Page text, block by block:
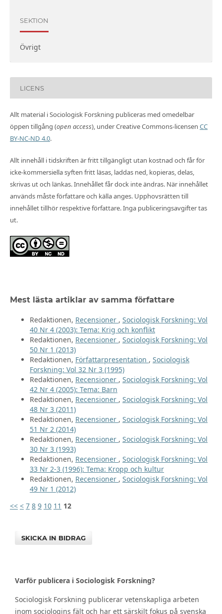
SEKTION
Övrigt
LICENS
Allt material i Sociologisk Forskning publiceras med omedelbar
öppen tillgång (open access), under Creative Commons-licensen CC
BY-NC-ND 4.0.
Allt innehåll i tidskriften är fritt tillgängligt utan kostnad och får för
icke-kommersiella syften fritt läsas, laddas ned, kopieras, delas,
skrivas ut och länkas. Innehållet får dock inte ändras. När innehållet
används måste författare och källa anges. Upphovsrätten till
innehållet tillhör respektive författare. Inga publiceringsavgifter tas
ut.
Mest lästa artiklar av samma författare
Redaktionen, Recensioner , Sociologisk Forskning: Vol
40 Nr 4 (2003): Tema: Krig och konflikt
Redaktionen, Recensioner , Sociologisk Forskning: Vol
50 Nr 1 (2013)
Redaktionen, Författarpresentation , Sociologisk
Forskning: Vol 32 Nr 3 (1995)
Redaktionen, Recensioner , Sociologisk Forskning: Vol
42 Nr 4 (2005): Tema: Barn
Redaktionen, Recensioner , Sociologisk Forskning: Vol
48 Nr 3 (2011)
Redaktionen, Recensioner , Sociologisk Forskning: Vol
51 Nr 2 (2014)
Redaktionen, Recensioner , Sociologisk Forskning: Vol
30 Nr 3 (1993)
Redaktionen, Recensioner , Sociologisk Forskning: Vol
33 Nr 2-3 (1996): Tema: Kropp och kultur
Redaktionen, Recensioner , Sociologisk Forskning: Vol
49 Nr 1 (2012)
<< < 7 8 9 10 11 12
SKICKA IN BIDRAG
Varför publicera i Sociologisk Forskning?
Sociologisk Forskning publicerar vetenskapliga arbeten
inom sociologins fält och har ett särskilt fokus på svenska